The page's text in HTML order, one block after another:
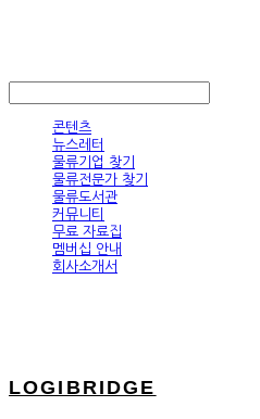
콘텐츠
뉴스레터
물류기업 찾기
물류전문가 찾기
물류도서관
커뮤니티
무료 자료집
멤버십 안내
회사소개서
LOGIBRIDGE